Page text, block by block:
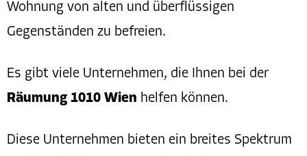
Wohnung von alten und überflüssigen
Gegenständen zu befreien.
Es gibt viele Unternehmen, die Ihnen bei der
Räumung 1010 Wien helfen können.
Diese Unternehmen bieten ein breites Spektrum